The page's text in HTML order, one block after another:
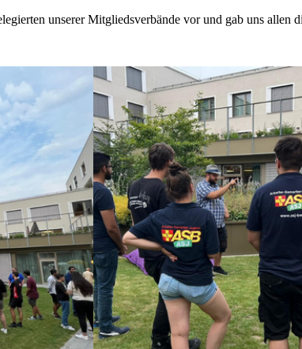
unserer Mitgliedsverbände vor und gab uns allen